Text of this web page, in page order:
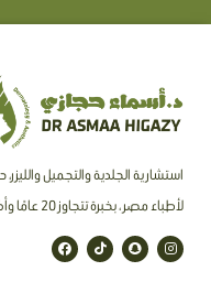
استشارية الجلدية والتجميل
لأطباء مصر ، بخبرة تتجاوز 20 عامًا وأكثر من 150,000 حالة معالجة.
I
n
s
S
n
a
T
i
k
F
a
c